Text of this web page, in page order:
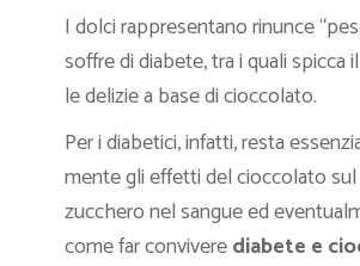
I dolci rappresentano rinunce
soffre di diabete, tra i quali spicca
le delizie a base di cioccolato.
Per i diabetici, infatti, resta
mente gli effetti del cioccolato
zucchero nel sangue ed
come far conviverediabete e